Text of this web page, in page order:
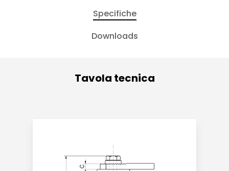
Specifiche
Downloads
Tavola tecnica